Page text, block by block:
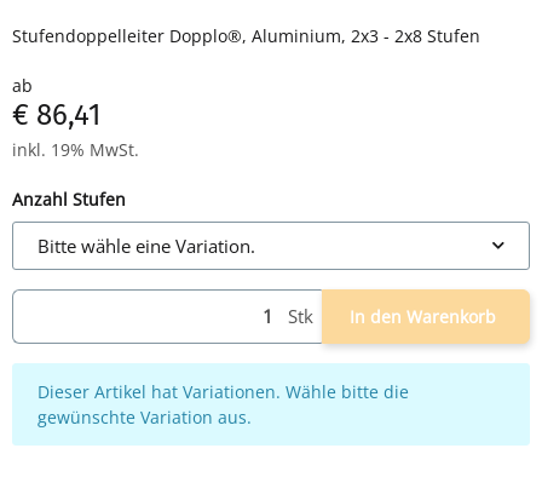
Stufendoppelleiter Dopplo®, Aluminium, 2x3 - 2x8 Stufen
ab
€ 86,41
inkl. 19% MwSt.
Anzahl Stufen
Bitte wähle eine Variation.
Stk In den Warenkorb
x
Dieser Artikel hat Variationen. Wähle bitte die
gewünschte Variation aus.